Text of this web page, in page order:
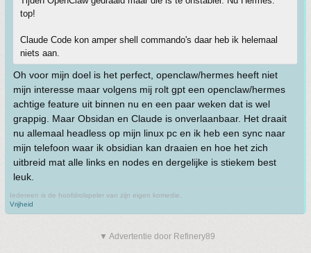
top!
Claude Code kon amper shell commando's daar heb ik helemaal
niets aan.
Oh voor mijn doel is het perfect, openclaw/hermes heeft niet
mijn interesse maar volgens mij rolt gpt een openclaw/hermes
achtige feature uit binnen nu en een paar weken dat is wel
grappig. Maar Obsidan en Claude is onverlaanbaar. Het draait
nu allemaal headless op mijn linux pc en ik heb een sync naar
mijn telefoon waar ik obsidian kan draaien en hoe het zich
uitbreid mat alle links en nodes en dergelijke is stiekem best
leuk.
Iedereen is de hoofdrolspeler van zijn eigen komedie.
Vrijheid
▼ Advertentie door Refinery89